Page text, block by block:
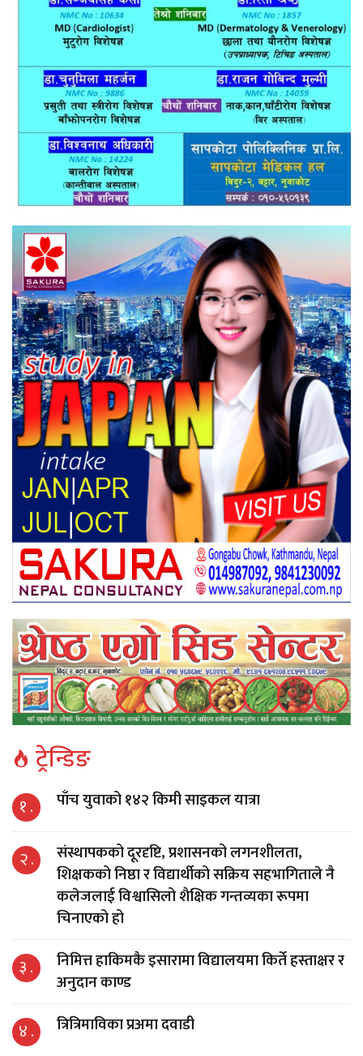
ट्रेन्डिङ
१ . पाँच युवाको १४२ किमी साइकल यात्रा
२ .
संस्थापकको दूरदृष्टि, प्रशासनको लगनशीलता,
शिक्षकको निष्ठा र विद्यार्थीको सक्रिय सहभागिताले नै
कलेजलाई विश्वासिलो शैक्षिक गन्तव्यका रूपमा
चिनाएको हो
३ .
निमित्त हाकिमकै इसारामा विद्यालयमा किर्ते हस्ताक्षर र
अनुदान काण्ड
४ . त्रित्रिमाविका प्रअमा दवाडी